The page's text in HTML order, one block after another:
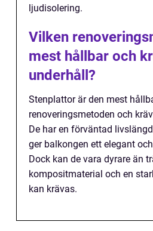
ljudisolering.
Vilken
mest hållbar och
underhåll?
Stenplattor är den mest
renoveringsmetoden och
De har en förväntad
ger balkongen ett elegant
Dock kan de vara dyrare än
kompositmaterial och en
kan krävas.